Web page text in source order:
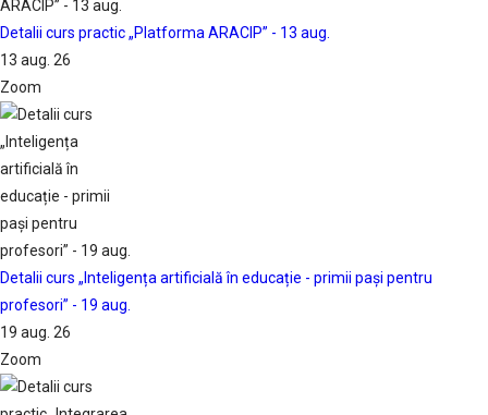
Detalii curs practic „Platforma ARACIP” - 13 aug.
13 aug. 26
Zoom
Detalii curs „Inteligența artificială în educație - primii pași pentru
profesori” - 19 aug.
19 aug. 26
Zoom